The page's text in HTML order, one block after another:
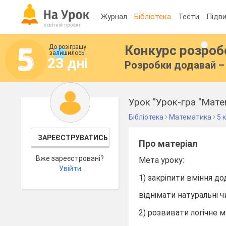
Журнал Бібліотека Тести
До розіграшу
залишилось:
23 дні
Конкурс
Розробки додавай –
ЗАРЕЄСТРУВАТИСЬ
Вже зареєстровані?
Увійти
Урок "Урок-гра
Бібліотека Математика 5
Про матеріал
Мета уроку:
1) закріпити вміння
віднімати натуральні
2) розвивати логічне